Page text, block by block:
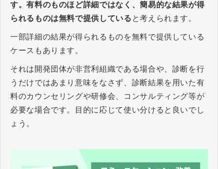
す。有料のものほど詳細ではなく、簡易的な結果が得
られるものは無料で提供している と考えられます。
一部詳細の結果が得られるものを無料で提供している
ケースもあります。
それは開発団体が非営利組織である場合や、診断を行
うだけではあまり意味をなさず、診断結果を用いた有
料のカウンセリングや研修会、コンサルティング等が
必要な場合です。目的に応じて使い分けると良いでし
ょう。